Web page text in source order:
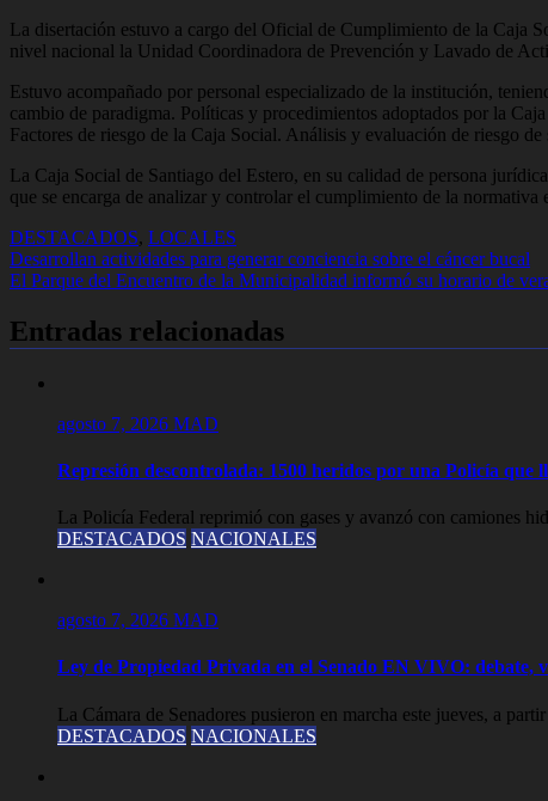
La disertación estuvo a cargo del Oficial de Cumplimiento de la Caja
nivel nacional la Unidad Coordinadora de Prevención y Lavado de
Estuvo acompañado por personal especializado de la institución,
cambio de paradigma. Políticas y procedimientos adoptados por la
Factores de riesgo de la Caja Social. Análisis y evaluación de riesgo de
La Caja Social de Santiago del Estero, en su calidad de persona
que se encarga de analizar y controlar el cumplimiento de la normativa
DESTACADOS, LOCALES
Navegación
de
entradas
Desarrollan actividades para generar conciencia sobre el cáncer bucal
El Parque del Encuentro de la Municipalidad informó su horario de
Entradas relacionadas
agosto 7, 2026 MAD
Represión descontrolada: 1500 heridos por una Policía que
La Policía Federal reprimió con gases y avanzó con camiones
DESTACADOS NACIONALES
agosto 7, 2026 MAD
Ley de Propiedad Privada en el Senado EN VIVO: debate,
La Cámara de Senadores pusieron en marcha este jueves, a
DESTACADOS NACIONALES